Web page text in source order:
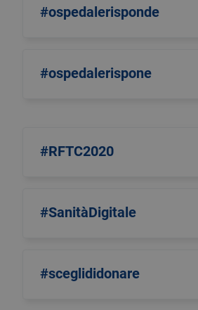
#ospedalerisponde
#ospedalerispone
#RFTC2020
#SanitàDigitale
#sceglididonare